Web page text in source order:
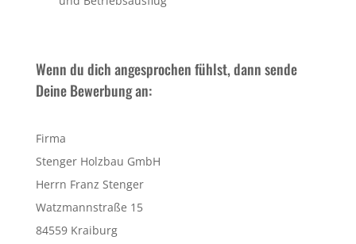
Wenn du dich angesprochen fühlst, dann sende
Deine Bewerbung an:
Firma
Stenger Holzbau GmbH
Herrn Franz Stenger
Watzmannstraße 15
84559 Kraiburg